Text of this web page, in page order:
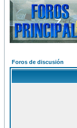
Foros de discusión